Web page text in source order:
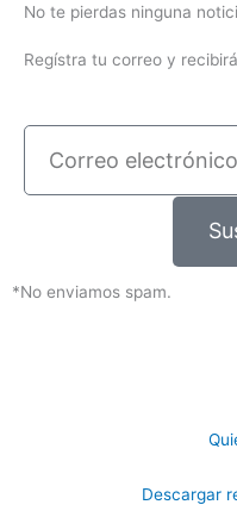
No te pierdas ninguna
Regístra tu correo y
electrónico
*No enviamos spam.
Descargar